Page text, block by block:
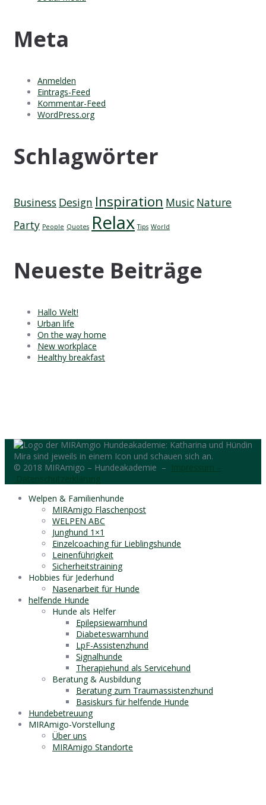
Meta
Anmelden
Eintrags-Feed
Kommentar-Feed
WordPress.org
Schlagwörter
Business Design Inspiration Music Nature
Party People Quotes Relax Tips World
Neueste Beiträge
Hallo Welt!
Urban life
On the way home
New workplace
Healthy breakfast
© 2018 MIRAmigo – Hundeakademie – Impressum –
Datenschutzerklärung
Welpen & Familienhunde
MIRAmigo Flaschenpost
WELPEN ABC
Junghund 1×1
Einzelcoaching für Lieblingshunde
Leinenführigkeit
Sicherheitstraining
Hobbies für Jederhund
Nasenarbeit für Hunde
helfende Hunde
Hunde als Helfer
Epilepsiewarnhund
Diabeteswarnhund
LpF-Assistenzhund
Signalhunde
Therapiehund als Servicehund
Beratung & Ausbildung
Beratung zum Traumassistenzhund
Basiskurs für helfende Hunde
Hundebetreuung
MIRAmigo-Vorstellung
Über uns
MIRAmigo Standorte